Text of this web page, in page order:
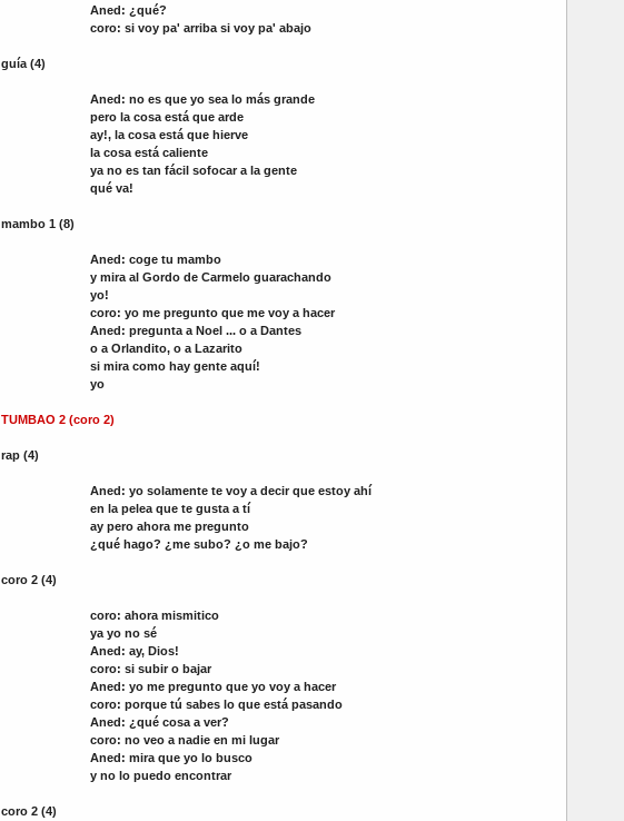
Aned: ¿qué?
coro: si voy pa' arriba si voy pa' abajo
guía (4)
Aned: no es que yo sea lo más grande
pero la cosa está que arde
ay!, la cosa está que hierve
la cosa está caliente
ya no es tan fácil sofocar a la gente
qué va!
mambo 1 (8)
Aned: coge tu mambo
y mira al Gordo de Carmelo guarachando
yo!
coro: yo me pregunto que me voy a hacer
Aned: pregunta a Noel ... o a Dantes
o a Orlandito, o a Lazarito
si mira como hay gente aquí!
yo
TUMBAO 2 (coro 2)
rap (4)
Aned: yo solamente te voy a decir que estoy ahí
en la pelea que te gusta a tí
ay pero ahora me pregunto
¿qué hago? ¿me subo? ¿o me bajo?
coro 2 (4)
coro: ahora mismitico
ya yo no sé
Aned: ay, Dios!
coro: si subir o bajar
Aned: yo me pregunto que yo voy a hacer
coro: porque tú sabes lo que está pasando
Aned: ¿qué cosa a ver?
coro: no veo a nadie en mi lugar
Aned: mira que yo lo busco
y no lo puedo encontrar
coro 2 (4)